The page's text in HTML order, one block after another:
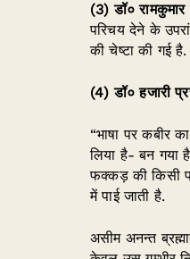
(3)डॉ० रामकुमार
परिचय देने के
की चेष्टा की गई है.
(4)डॉ० हजारी
“भाषा पर कबीर
लिया है- बन गया
फक्कड़ की किसी
में पाई जाती है.
असीम अनन्त